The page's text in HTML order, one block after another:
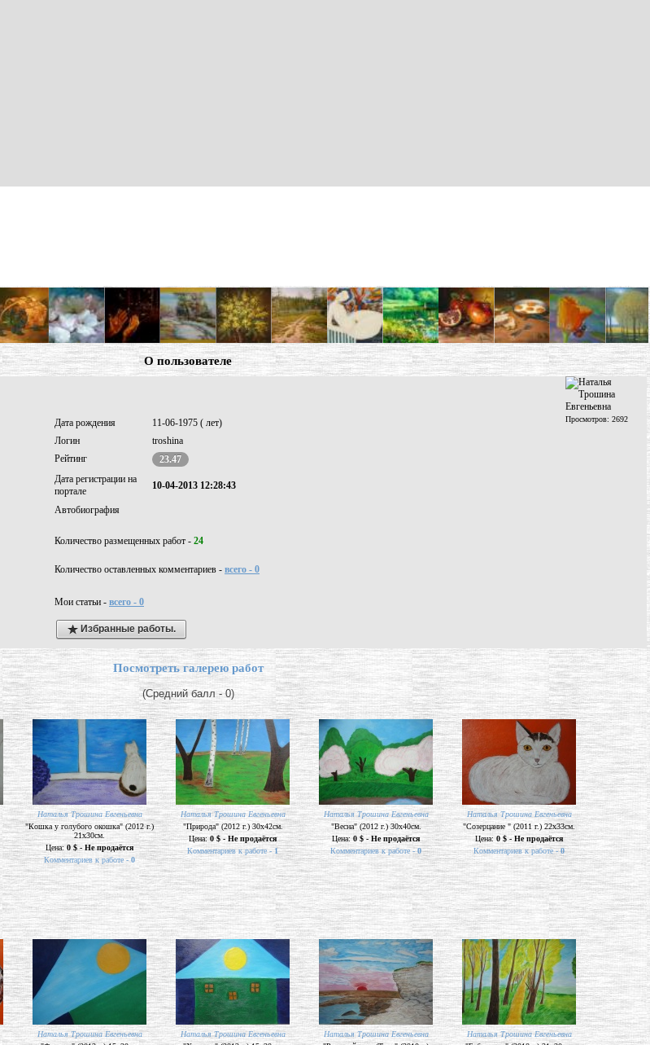
О пользователе
Просмотров: 2692
Дата рождения
11-06-1975 ( лет)
Логин
troshina
Рейтинг
23.47
Дата регистрации на
портале
10-04-2013 12:28:43
Автобиография
Количество размещенных работ - 24
Количество оставленных комментариев - всего - 0
Мои статьи - всего - 0
Избранные работы.
Посмотреть галерею работ
(Средний балл - 0)
Наталья Трошина Евгеньевна
"Кошка у голубого окошка" (2012 г.)
21х30см.
Цена:0 $ - Не продаётся
Комментариев к работе -0
Наталья Трошина Евгеньевна
"Природа" (2012 г.) 30х42см.
Цена:0 $ - Не продаётся
Комментариев к работе -1
Наталья Трошина Евгеньевна
"Весна" (2012 г.) 30х40см.
Цена:0 $ - Не продаётся
Комментариев к работе -0
Наталья Трошина Евгеньевна
"Созерцание " (2011 г.) 22х33см.
Цена: 0 $ - Не продаётся
Комментариев к работе -0
Наталья Трошина Евгеньевна
Наталья Трошина Евгеньевна
Наталья Трошина Евгеньевна
Наталья Трошина Евгеньевна